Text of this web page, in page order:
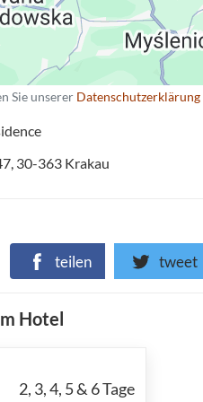
Sie unserer Datenschutzerklärung
30-363 Krakau
teilen tweet
Hotel
2, 3, 4, 5 & 6Tage